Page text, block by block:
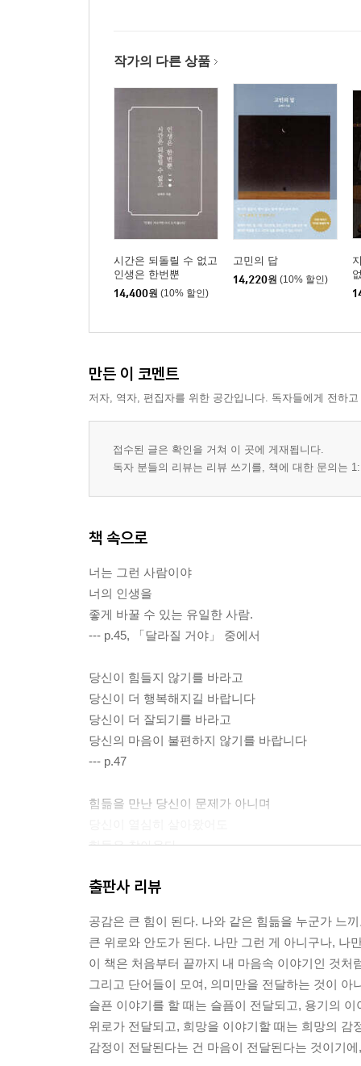
작가의 다른 상품
시간은 되돌릴 수 없고
인생은 한번뿐
14,400원 (10% 할인)
고민의 답
14,220원 (10% 할인)
만든 이 코멘트
저자, 역자, 편집자를 위한 공간입니다. 독자들에게 전하
접수된 글은 확인을 거쳐 이 곳에 게재됩니다.
독자 분들의 리뷰는 리뷰 쓰기를, 책에 대한 문의는
책 속으로
너는 그런 사람이야
너의 인생을
좋게 바꿀 수 있는 유일한 사람.
--- p.45, 「달라질 거야」 중에서
당신이 힘들지 않기를 바라고
당신이 더 행복해지길 바랍니다
당신이 더 잘되기를 바라고
당신의 마음이 불편하지 않기를 바랍니다
--- p.47
힘듦을 만난 당신이 문제가 아니며
힘듦은 찾아온다
힘듦이 찾아온다
당신 탓이 아니다.
--- p.49, 「당신 탓이 아니다」 중에서
넘어졌다면 시간을 주자
다시 일어서기까지 시간을 주자
당장 이겨 내려고만 하지 말고
시간을 주자
출판사 리뷰
공감은 큰 힘이 된다. 나와 같은 힘듦을 누군가 느
큰 위로와 안도가 된다. 나만 그런 게 아니구나, 나
이 책은 처음부터 끝까지 내 마음속 이야기인 것처
그리고 단어들이 모여, 의미만을 전달하는 것이
슬픈 이야기를 할 때는 슬픔이 전달되고, 용기의
위로가 전달되고, 희망을 이야기할 때는 희망의 감
감정이 전달된다는 건 마음이 전달된다는 것이기